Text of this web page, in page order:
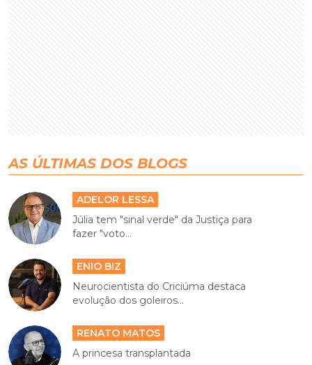
AS ÚLTIMAS DOS BLOGS
ADELOR LESSA
Júlia tem "sinal verde" da Justiça para
fazer "voto...
ENIO BIZ
Neurocientista do Criciúma destaca
evolução dos goleiros...
RENATO MATOS
A princesa transplantada